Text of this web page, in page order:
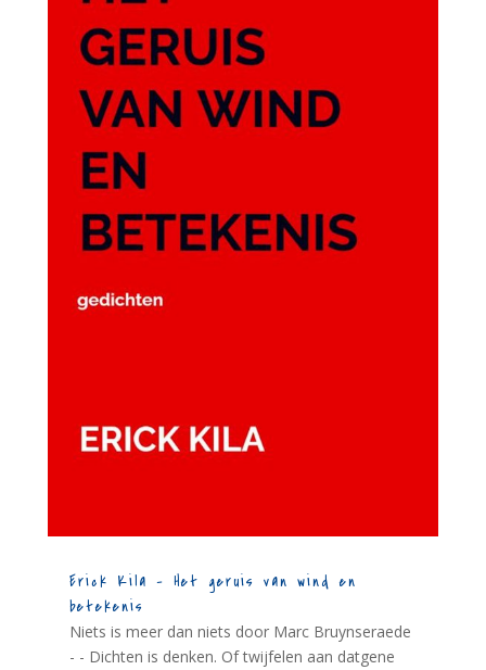
Erick Kila – Het geruis van wind en
betekenis
Niets is meer dan niets door Marc Bruynseraede
- - Dichten is denken. Of twijfelen aan datgene